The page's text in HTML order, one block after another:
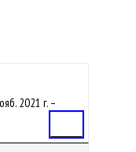
2021 г. –